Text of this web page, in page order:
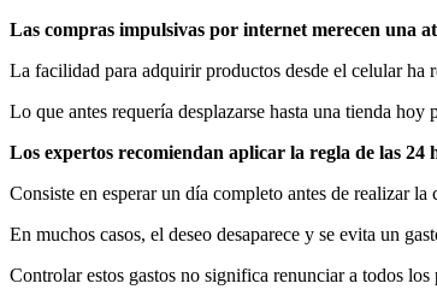
Las compras impulsivas por internet merecen una
La facilidad para adquirir productos desde el celular ha
Lo que antes requería desplazarse hasta una tienda hoy
Los expertos recomiendan aplicar la regla de las 24
Consiste en esperar un día completo antes de realizar la
En muchos casos, el deseo desaparece y se evita un
Controlar estos gastos no significa renunciar a todos los